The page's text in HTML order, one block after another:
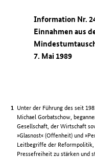
Information Nr.
Einnahmen aus
7. Mai 1989
Unter der Führung des seit
Michael Gorbatschow,
Gesellschaft, der Wirtschaft
»Glasnost« (Offenheit) und
Leitbegriffe der Reformpolitik,
Pressefreiheit zu stärken und